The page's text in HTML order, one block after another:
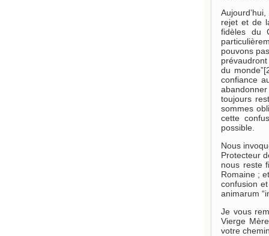
rejet et de
fidèles du
pouvons
prévaudront
du
confiance
toujours
sommes
cette
possible.
Nous
Protecteur
nous reste
Romaine ;
confusion
animarum
Je vous
Vierge
votre